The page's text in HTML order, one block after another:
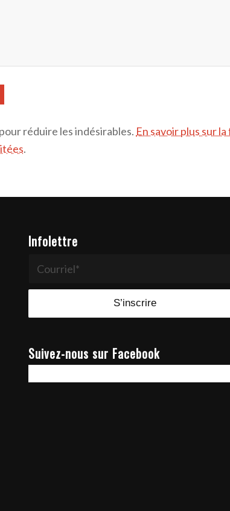
réduire les indésirables. En savoir plus sur
.
Infolettre
Suivez-nous sur Facebook